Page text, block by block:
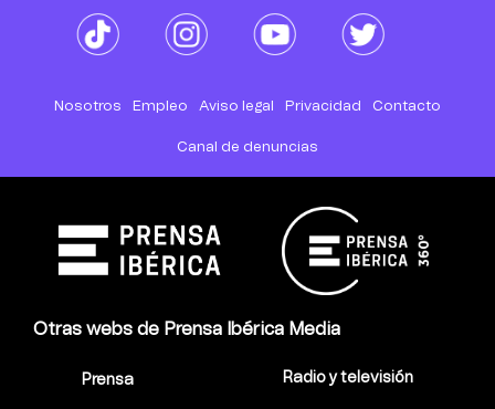
Nosotros Empleo Aviso legal Privacidad Contacto
Canal de denuncias
Otras webs de Prensa Ibérica Media
Prensa Radio y televisión